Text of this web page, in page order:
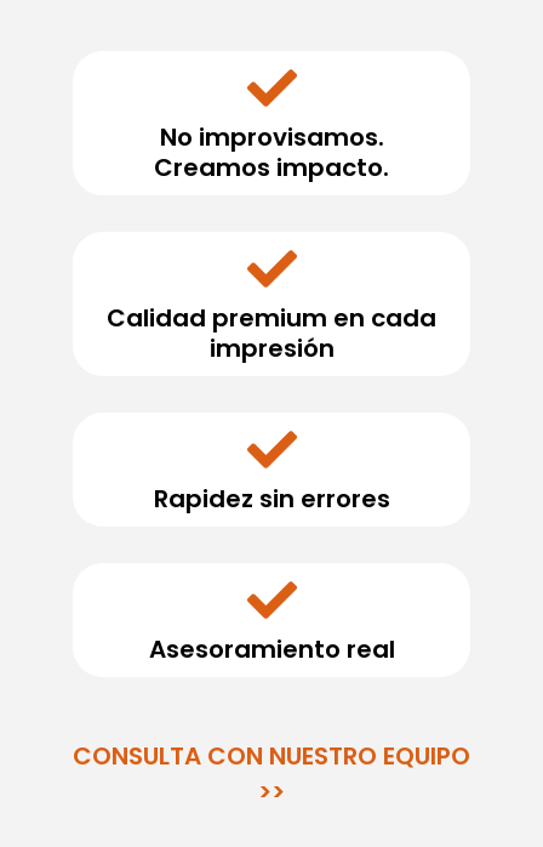
No improvisamos.
Creamos impacto.
Calidad premium en cada
impresión
Rapidez sin errores
Asesoramiento real
CONSULTA CON NUESTRO EQUIPO
>>